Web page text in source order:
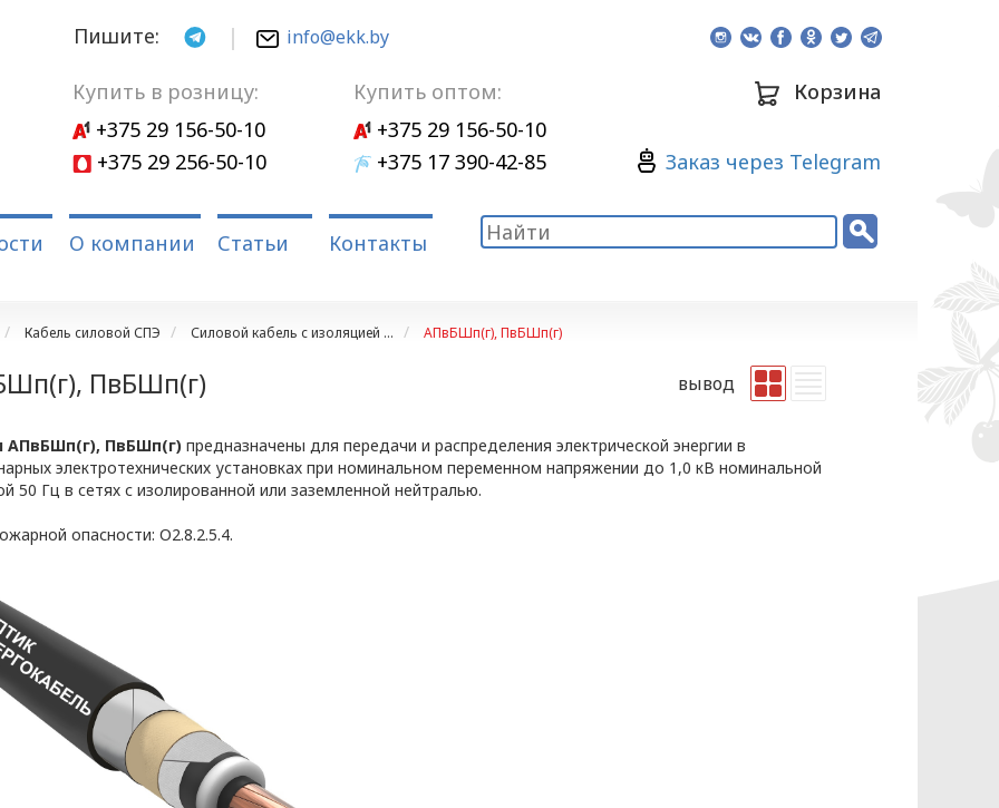
Пишите: info@ekk.by
Купить в розницу:
+375 29 156-50-10
+375 29 256-50-10
Купить оптом:
+375 29 156-50-10
+375 17 390-42-85
Корзина
Зaкaз через Telegram
О компании Статьи Контакты
Кабель силовой СПЭ Силовой кабель с изоляцией ... АПвБШп(г), ПвБШп(г)
ПвБШп(г) вывод
АПвБШп(г), ПвБШп(г) предназначены для передачи и распределения электрической энергии в
электротехнических установках при номинальном переменном напряжении до 1,0 кВ номинальной
50 Гц в сетях с изолированной или заземленной нейтралью.
опасности: О2.8.2.5.4.